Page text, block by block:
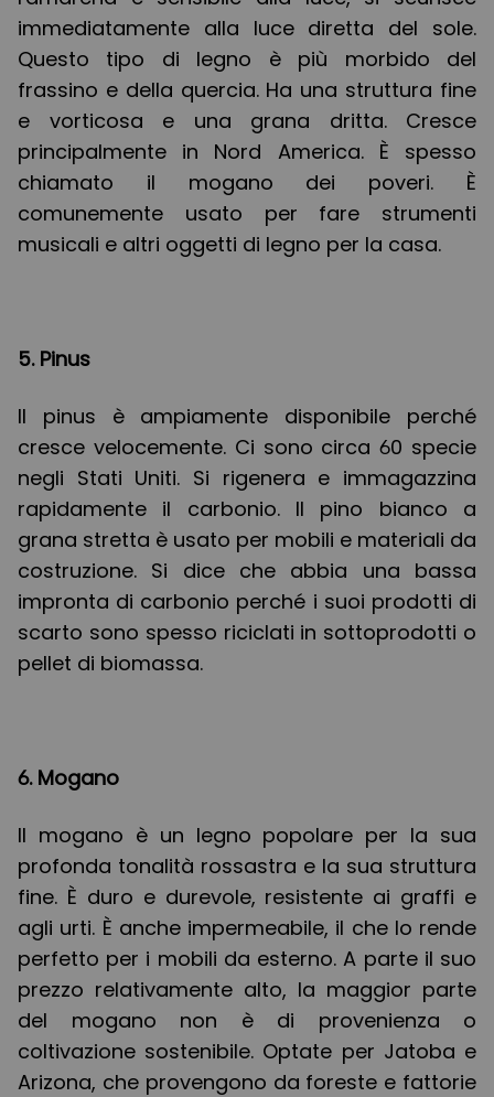
immediatamente alla luce diretta del sole.
Questo tipo di legno è più morbido del
frassino e della quercia. Ha una struttura fine
e vorticosa e una grana dritta. Cresce
principalmente in Nord America. È spesso
chiamato il mogano dei poveri. È
comunemente usato per fare strumenti
musicali e altri oggetti di legno per la casa.
5. Pinus
Il pinus è ampiamente disponibile perché
cresce velocemente. Ci sono circa 60 specie
negli Stati Uniti. Si rigenera e immagazzina
rapidamente il carbonio. Il pino bianco a
grana stretta è usato per mobili e materiali da
costruzione. Si dice che abbia una bassa
impronta di carbonio perché i suoi prodotti di
scarto sono spesso riciclati in sottoprodotti o
pellet di biomassa.
6. Mogano
Il mogano è un legno popolare per la sua
profonda tonalità rossastra e la sua struttura
fine. È duro e durevole, resistente ai graffi e
agli urti. È anche impermeabile, il che lo rende
perfetto per i mobili da esterno. A parte il suo
prezzo relativamente alto, la maggior parte
del mogano non è di provenienza o
coltivazione sostenibile. Optate per Jatoba e
Arizona, che provengono da foreste e fattorie